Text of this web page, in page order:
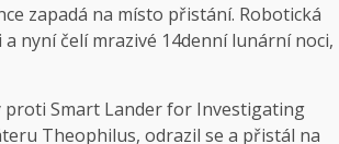
zapadá na místo přistání. Robotická
nyní čelí mrazivé 14denní lunární noci,
proti Smart Lander for Investigating
Theophilus, odrazil se a přistál na